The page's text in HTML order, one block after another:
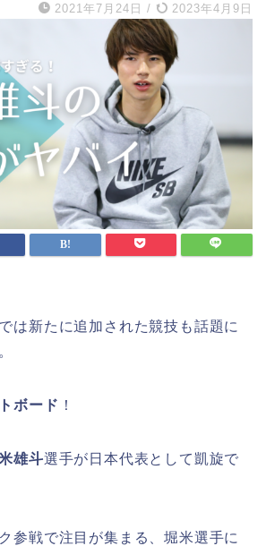
2021年7月24日 / 2023年4月9日
は新たに追加された競技も話題に
ボード ！
雄斗選手が日本代表として凱旋で
参戦で注目が集まる、堀米選手に